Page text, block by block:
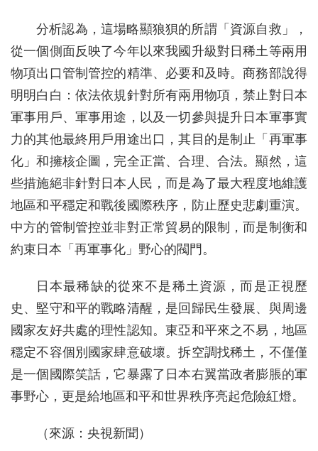
分析認為，這場略顯狼狽的所謂「資源自救」，
從一個側面反映了今年以來我國升級對日稀土等兩用
物項出口管制管控的精準、必要和及時。商務部說得
明明白白：依法依規針對所有兩用物項，禁止對日本
軍事用戶、軍事用途，以及一切參與提升日本軍事實
力的其他最終用戶用途出口，其目的是制止「再軍事
化」和擁核企圖，完全正當、合理、合法。顯然，這
些措施絕非針對日本人民，而是為了最大程度地維護
地區和平穩定和戰後國際秩序，防止歷史悲劇重演。
中方的管制管控並非對正常貿易的限制，而是制衡和
約束日本「再軍事化」野心的閥門。
日本最稀缺的從來不是稀土資源，而是正視歷
史、堅守和平的戰略清醒，是回歸民生發展、與周邊
國家友好共處的理性認知。東亞和平來之不易，地區
穩定不容個別國家肆意破壞。拆空調找稀土，不僅僅
是一個國際笑話，它暴露了日本右翼當政者膨脹的軍
事野心，更是給地區和平和世界秩序亮起危險紅燈。
（來源：央視新聞）